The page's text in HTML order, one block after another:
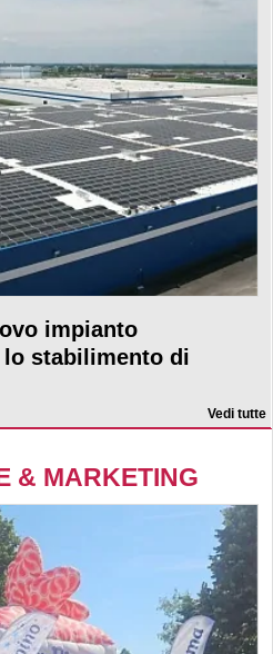
impianto
stabilimento di
Vedi tutte
& MARKETING